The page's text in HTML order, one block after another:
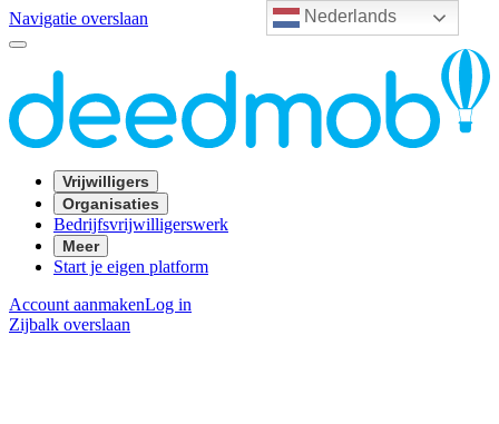
Nederlands
Navigatie overslaan
Vrijwilligers
Organisaties
Bedrijfsvrijwilligerswerk
Meer
Start je eigen platform
Account aanmakenLog in
Zijbalk overslaan